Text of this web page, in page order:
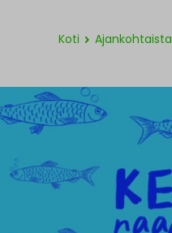
Koti Ajankohtaista